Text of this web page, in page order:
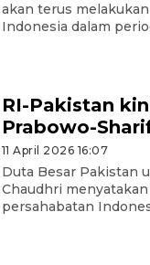
akan terus
Indonesia dalam
RI-Pakistan
Prabowo-
11 April 2026 16:07
Duta Besar Pakistan
Chaudhri
persahabatan